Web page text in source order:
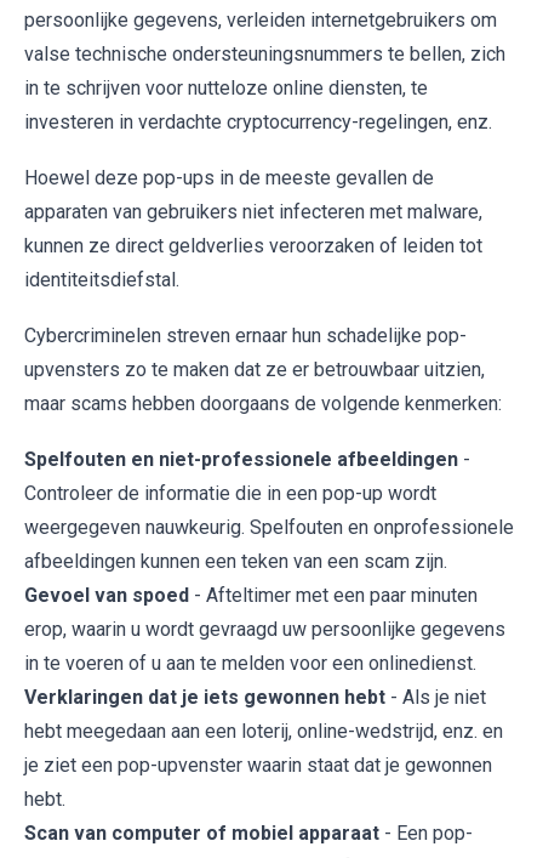
persoonlijke gegevens, verleiden internetgebruikers om
valse technische ondersteuningsnummers te bellen, zich
in te schrijven voor nutteloze online diensten, te
investeren in verdachte cryptocurrency-regelingen, enz.
Hoewel deze pop-ups in de meeste gevallen de
apparaten van gebruikers niet infecteren met malware,
kunnen ze direct geldverlies veroorzaken of leiden tot
identiteitsdiefstal.
Cybercriminelen streven ernaar hun schadelijke pop-
upvensters zo te maken dat ze er betrouwbaar uitzien,
maar scams hebben doorgaans de volgende kenmerken:
Spelfouten en niet-professionele afbeeldingen -
Controleer de informatie die in een pop-up wordt
weergegeven nauwkeurig. Spelfouten en onprofessionele
afbeeldingen kunnen een teken van een scam zijn.
Gevoel van spoed - Afteltimer met een paar minuten
erop, waarin u wordt gevraagd uw persoonlijke gegevens
in te voeren of u aan te melden voor een onlinedienst.
Verklaringen dat je iets gewonnen hebt - Als je niet
hebt meegedaan aan een loterij, online-wedstrijd, enz. en
je ziet een pop-upvenster waarin staat dat je gewonnen
hebt.
Scan van computer of mobiel apparaat - Een pop-